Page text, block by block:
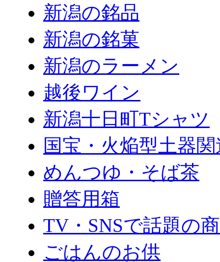
新潟の銘品
新潟の銘菓
新潟のラーメン
越後ワイン
新潟十日町Tシャツ
国宝・火焔型土器
めんつゆ・そば茶
贈答用箱
TV・SNSで話題の
ごはんのお供